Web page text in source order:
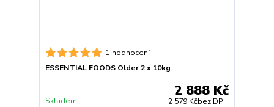
1 hodnocení
ESSENTIAL FOODS Older 2 x 10kg
2 888 Kč
2 579 Kčbez DPH
Skladem